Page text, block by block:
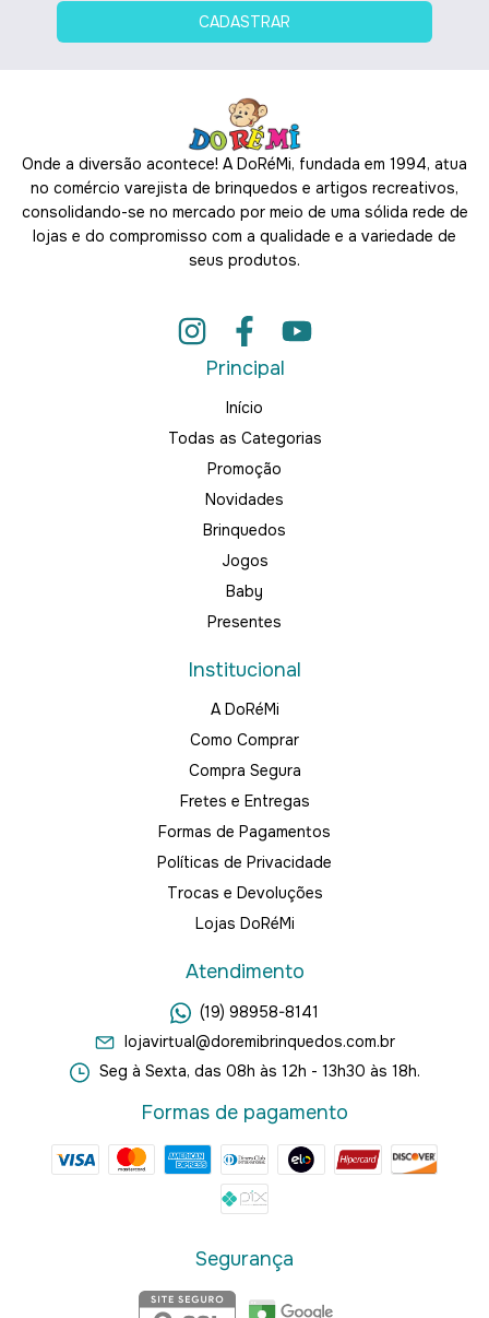
Onde a diversão acontece! A DoRéMi, fundada em 1994, atua
no comércio varejista de brinquedos e artigos recreativos,
consolidando-se no mercado por meio de uma sólida rede de
lojas e do compromisso com a qualidade e a variedade de
seus produtos.
Principal
Início
Todas as Categorias
Promoção
Novidades
Brinquedos
Jogos
Baby
Presentes
Institucional
A DoRéMi
Como Comprar
Compra Segura
Fretes e Entregas
Formas de Pagamentos
Políticas de Privacidade
Trocas e Devoluções
Lojas DoRéMi
Atendimento
(19) 98958-8141
lojavirtual@doremibrinquedos.com.br
Seg à Sexta, das 08h às 12h - 13h30 às 18h.
Formas de pagamento
Segurança